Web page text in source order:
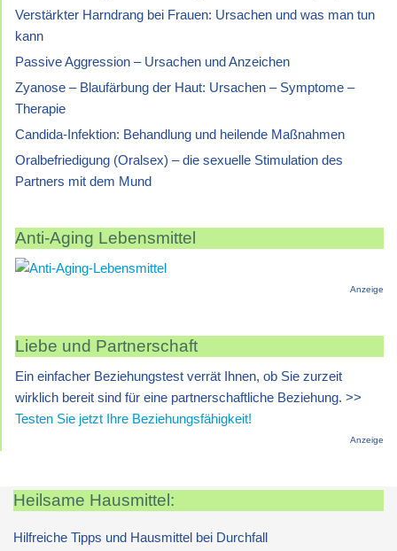
Verstärkter Harndrang bei Frauen: Ursachen und was man tun
kann
Passive Aggression – Ursachen und Anzeichen
Zyanose – Blaufärbung der Haut: Ursachen – Symptome –
Therapie
Candida-Infektion: Behandlung und heilende Maßnahmen
Oralbefriedigung (Oralsex) – die sexuelle Stimulation des
Partners mit dem Mund
Anti-Aging Lebensmittel
Anzeige
Liebe und Partnerschaft
Ein einfacher Beziehungstest verrät Ihnen, ob Sie zurzeit
wirklich bereit sind für eine partnerschaftliche Beziehung. >>
Testen Sie jetzt Ihre Beziehungsfähigkeit!
Anzeige
Heilsame Hausmittel:
Hilfreiche Tipps und Hausmittel bei Durchfall